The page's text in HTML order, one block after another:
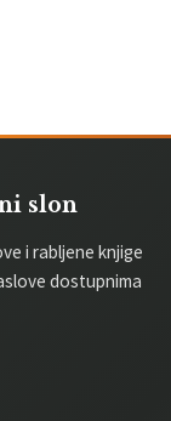
slon
i rabljene knjige
dostupnima